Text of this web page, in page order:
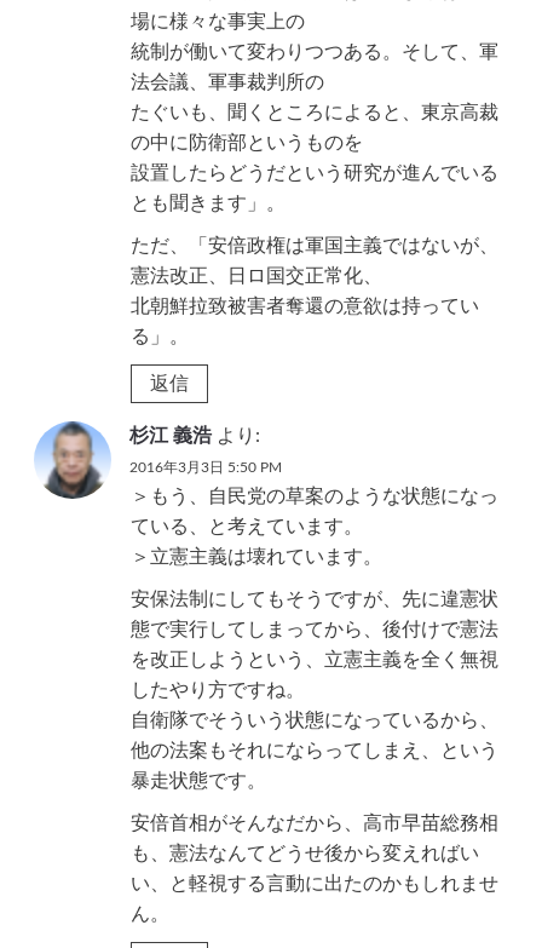
場に様々な事実上の
統制が働いて変わりつつある。そして、軍
法会議、軍事裁判所の
たぐいも、聞くところによると、東京高裁
の中に防衛部というものを
設置したらどうだという研究が進んでいる
とも聞きます」。
ただ、「安倍政権は軍国主義ではないが、
憲法改正、日ロ国交正常化、
北朝鮮拉致被害者奪還の意欲は持ってい
る」。
返信
杉江 義浩 より:
2016年3月3日 5:50 PM
＞もう、自民党の草案のような状態になっ
ている、と考えています。
＞立憲主義は壊れています。
安保法制にしてもそうですが、先に違憲状
態で実行してしまってから、後付けで憲法
を改正しようという、立憲主義を全く無視
したやり方ですね。
自衛隊でそういう状態になっているから、
他の法案もそれにならってしまえ、という
暴走状態です。
安倍首相がそんなだから、高市早苗総務相
も、憲法なんてどうせ後から変えればい
い、と軽視する言動に出たのかもしれませ
ん。